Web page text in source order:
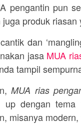
pengantin pun
produk
dan
jasa MUA
tampil
MUA rias
up dengan
misanya